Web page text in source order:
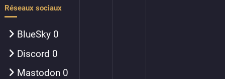
Réseaux sociaux
BlueSky 0
Discord 0
Mastodon 0